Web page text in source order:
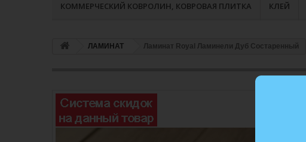
КОММЕРЧЕСКИЙ КОВРОЛИН, КОВРОВАЯ ПЛИТКА КЛЕЙ
ЛАМИНАТ Ламинат Royal Ламинели Дуб Состаренный